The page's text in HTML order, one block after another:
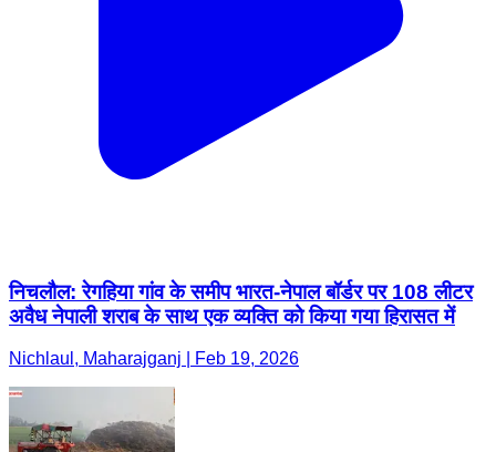
निचलौल: रेगहिया गांव के समीप भारत-नेपाल बॉर्डर पर 108 लीटर
अवैध नेपाली शराब के साथ एक व्यक्ति को किया गया हिरासत में
Nichlaul, Maharajganj | Feb 19, 2026